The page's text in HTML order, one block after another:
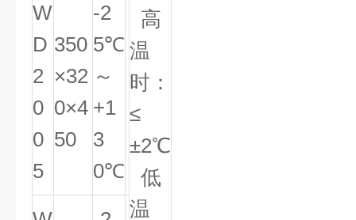
高
温
时：
≤
±2℃
低
温
W
D
2
0
0
5
350
×32
0×4
50
-2
5℃
～
+1
3
0℃